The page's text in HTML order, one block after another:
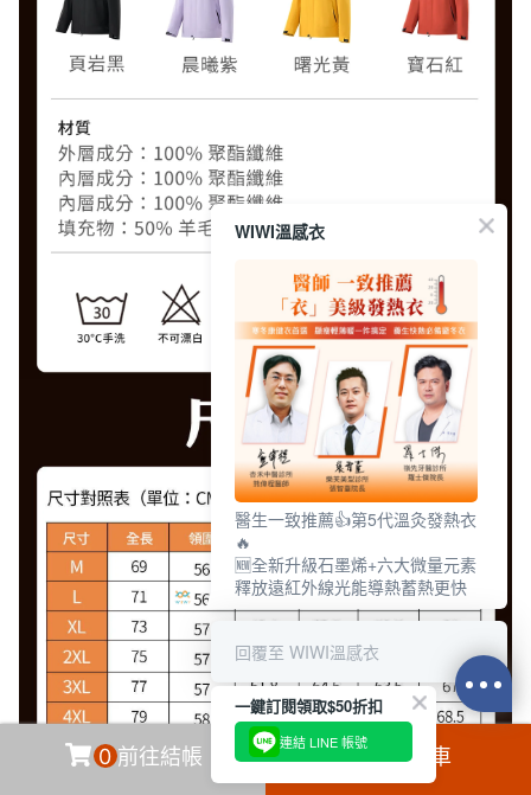
0 前往結帳 加入購物車
WIWI溫感衣
醫生一致推薦👍第5代溫灸發熱衣
🔥
🆕全新升級石墨烯+六大微量元素
釋放遠紅外線光能導熱蓄熱更快
回覆至 WIWI溫感衣
一鍵訂閱領取$50折扣
連結 LINE 帳號